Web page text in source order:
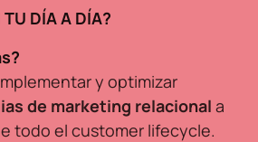
DÍA A DÍA?
y optimizar
de marketing relacional a
todo el customer lifecycle.